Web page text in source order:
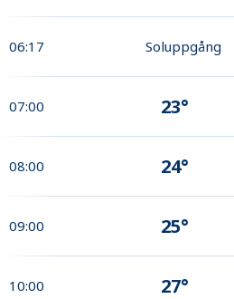
06:17 Soluppgång
07:00 23°
08:00 24°
09:00 25°
10:00 27°